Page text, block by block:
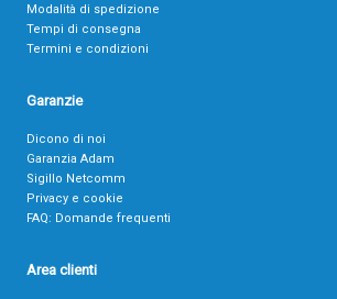
Modalità di spedizione
Tempi di consegna
Termini e condizioni
Garanzie
Dicono di noi
Garanzia Adam
Sigillo Netcomm
Privacy e cookie
FAQ: Domande frequenti
Area clienti